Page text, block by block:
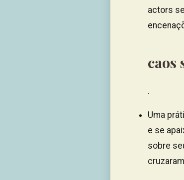
actors
caos
.
Uma
e se
sobre